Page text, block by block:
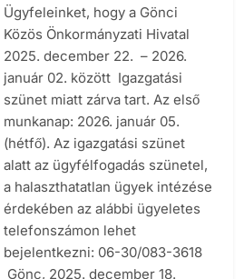
Ügyfeleinket, hogy a Gönci
Közös Önkormányzati Hivatal
2025. december 22. – 2026.
január 02. között Igazgatási
szünet miatt zárva tart. Az első
munkanap: 2026. január 05.
(hétfő). Az igazgatási szünet
alatt az ügyfélfogadás szünetel,
a halaszthatatlan ügyek intézése
érdekében az alábbi ügyeletes
telefonszámon lehet
bejelentkezni: 06-30/083-3618
Gönc, 2025. december 18.